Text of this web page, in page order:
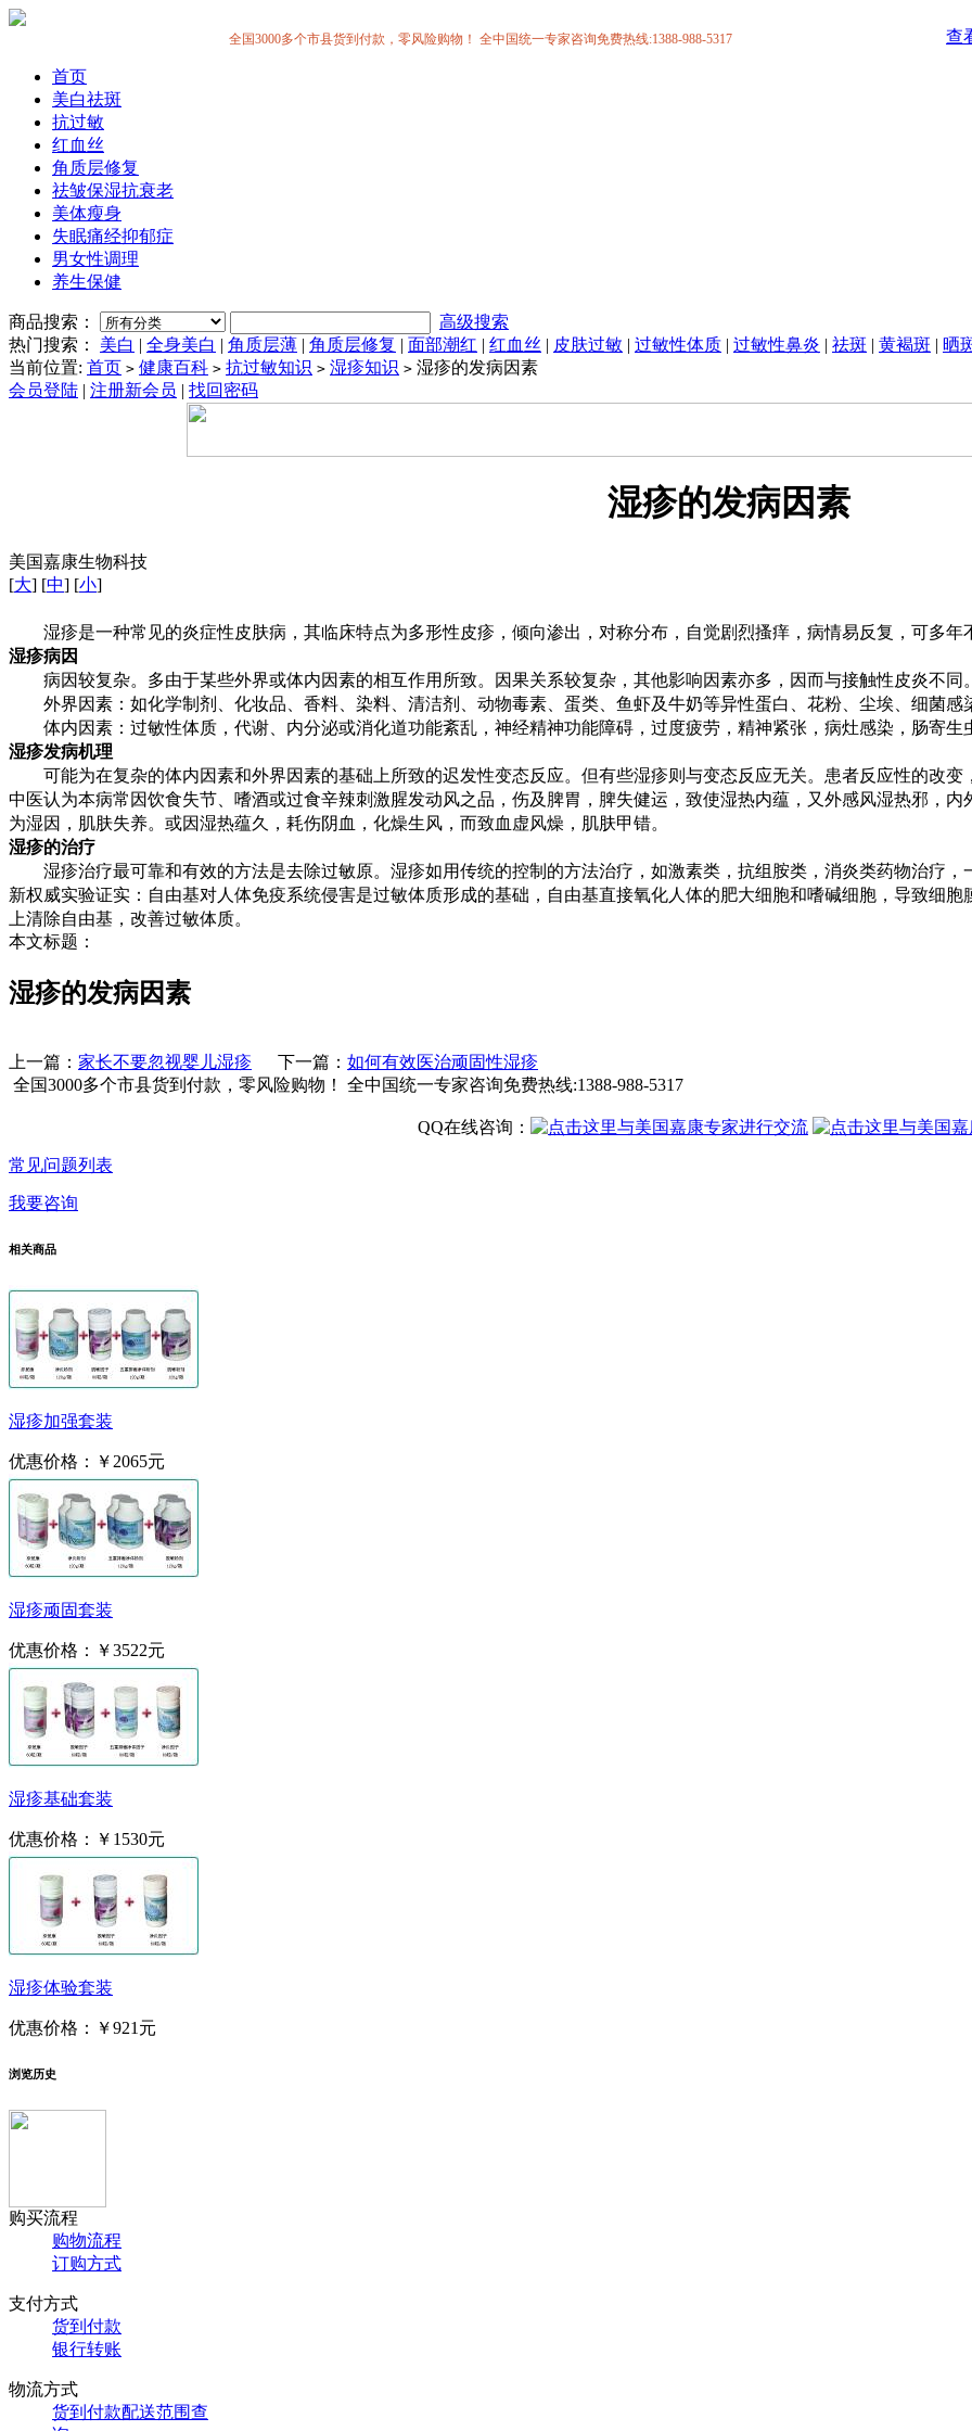
全国3000多个市县货到付款，零风险购物！ 全中国统一专家咨询免费热线:1388-988-5317 查
首页
美白祛斑
抗过敏
红血丝
角质层修复
祛皱保湿抗衰老
美体瘦身
失眠痛经抑郁症
男女性调理
养生保健
商品搜索： 高级搜索
热门搜索：
美白 | 全身美白 | 角质层薄 | 角质层修复 | 面部潮红 | 红血丝 | 皮肤过敏 | 过敏性体质 | 过敏性鼻炎 | 祛斑 | 黄褐斑 | 晒
当前位置: 首页 > 健康百科 > 抗过敏知识 > 湿疹知识 > 湿疹的发病因素
会员登陆 | 注册新会员 | 找回密码
湿疹的发病因素
美国嘉康生物科技
[大] [中] [小]
湿疹是一种常见的炎症性皮肤病，其临床特点为多形性皮疹，倾向渗出，对称分布，自觉剧烈搔痒，病情易反复，可多年
湿疹病因
病因较复杂。多由于某些外界或体内因素的相互作用所致。因果关系较复杂，其他影响因素亦多，因而与接触性皮炎不同
外界因素：如化学制剂、化妆品、香料、染料、清洁剂、动物毒素、蛋类、鱼虾及牛奶等异性蛋白、花粉、尘埃、细菌感
体内因素：过敏性体质，代谢、内分泌或消化道功能紊乱，神经精神功能障碍，过度疲劳，精神紧张，病灶感染，肠寄生
湿疹发病机理
可能为在复杂的体内因素和外界因素的基础上所致的迟发性变态反应。但有些湿疹则与变态反应无关。患者反应性的改变
中医认为本病常因饮食失节、嗜酒或过食辛辣刺激腥发动风之品，伤及脾胃，脾失健运，致使湿热内蕴，又外感风湿热邪，
为湿因，肌肤失养。或因湿热蕴久，耗伤阴血，化燥生风，而致血虚风燥，肌肤甲错。
湿疹的治疗
湿疹治疗最可靠和有效的方法是去除过敏原。湿疹如用传统的控制的方法治疗，如激素类，抗组胺类，消炎类药物治疗，
新权威实验证实：自由基对人体免疫系统侵害是过敏体质形成的基础，自由基直接氧化人体的肥大细胞和嗜碱细胞，导致细
上清除自由基，改善过敏体质。
本文标题：
湿疹的发病因素
上一篇： 家长不要忽视婴儿湿疹 下一篇： 如何有效医治顽固性湿疹
全国3000多个市县货到付款，零风险购物！ 全中国统一专家咨询免费热线:1388-988-5317
QQ在线咨询：
常见问题列表
我要咨询
相关商品
湿疹加强套装
优惠价格： ￥2065元
湿疹顽固套装
优惠价格： ￥3522元
湿疹基础套装
优惠价格： ￥1530元
湿疹体验套装
优惠价格： ￥921元
浏览历史
购买流程
购物流程
订购方式
支付方式
货到付款
银行转账
物流方式
货到付款配送范围查